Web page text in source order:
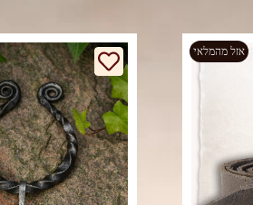
אזל מהמלאי